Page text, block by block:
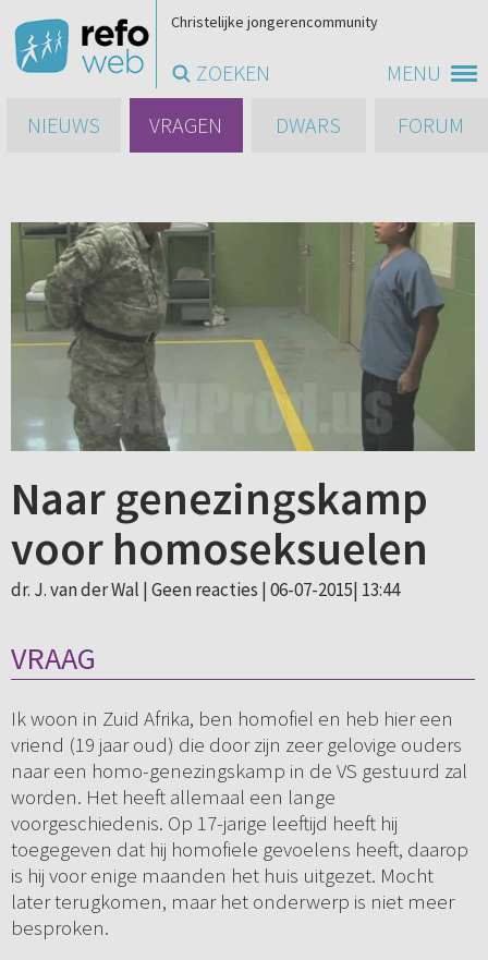
MENU
Christelijke jongerencommunity
ZOEKEN
NIEUWS
VRAGEN DWARS FORUM
Naar genezingskamp
voor homoseksuelen
dr. J. van der Wal | Geen reacties | 06-07-2015| 13:44
VRAAG
Ik woon in Zuid Afrika, ben homofiel en heb hier een
vriend (19 jaar oud) die door zijn zeer gelovige ouders
naar een homo-genezingskamp in de VS gestuurd zal
worden. Het heeft allemaal een lange
voorgeschiedenis. Op 17-jarige leeftijd heeft hij
toegegeven dat hij homofiele gevoelens heeft, daarop
is hij voor enige maanden het huis uitgezet. Mocht
later terugkomen, maar het onderwerp is niet meer
besproken.